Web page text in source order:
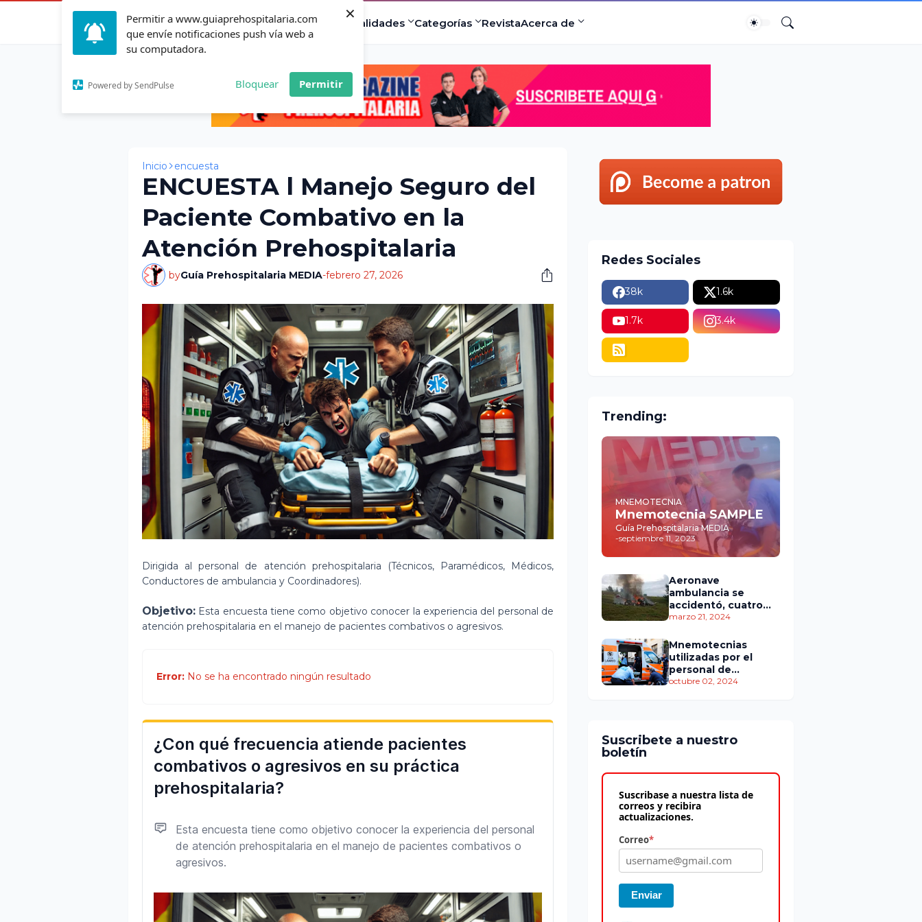
Permitir a www.guiaprehospitalaria.com
que envíe notificaciones push vía web a
su computadora.
Powered by SendPulse Bloquear Permitir
×
InicioActualidad Especialidades Categorías RevistaAcerca de
Inicio encuesta
ENCUESTA l Manejo Seguro del
Paciente Combativo en la
Atención Prehospitalaria
byGuía Prehospitalaria MEDIA-febrero 27, 2026
Dirigida al personal de atención prehospitalaria (Técnicos, Paramédicos, Médicos,
Conductores de ambulancia y Coordinadores).
Objetivo: Esta encuesta tiene como objetivo conocer la experiencia del personal de
atención prehospitalaria en el manejo de pacientes combativos o agresivos.
Error: No se ha encontrado ningún resultado
Redes Sociales
38k 1.6k
1.7k 3.4k
Trending:
MNEMOTECNIA
Mnemotecnia SAMPLE
Guía Prehospitalaria MEDIA
-septiembre 11, 2023
Aeronave
ambulancia se
accidentó, cuatro
personas murieron
marzo 21, 2024
Mnemotecnias
utilizadas por el
personal de
atención
octubre 02, 2024
Suscribete a nuestro
boletín
Suscribase a nuestra lista de
correos y recibira
actualizaciones.
Correo*
Enviar